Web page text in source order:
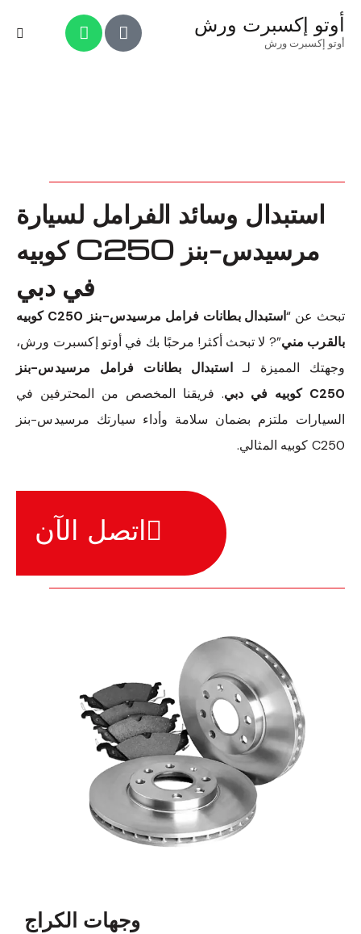
أوتو إكسبرت ورش
أوتو إكسبرت ورش
استبدال وسائد الفرامل لسيارة
مرسيدس-بنز C250 كوبيه
في دبي
تبحث عن “
استبدال بطانات فرامل مرسيدس-بنز C250 كوبيه
بالقرب مني”? لا تبحث أكثر! مرحبًا بك في أوتو إكسبرت ورش،
وجهتك المميزة لـاستبدال بطانات فرامل مرسيدس-بنز
C250 كوبيه في دبي
. فريقنا المخصص من المحترفين في
السيارات ملتزم بضمان سلامة وأداء سيارتك مرسيدس-بنز
C250 كوبيه المثالي.
اتصل الآن
وجهات الكراج